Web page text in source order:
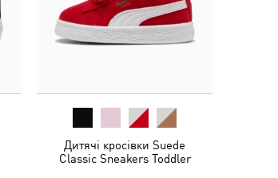
Дитячі кросівки Suede
Classic Sneakers Toddler